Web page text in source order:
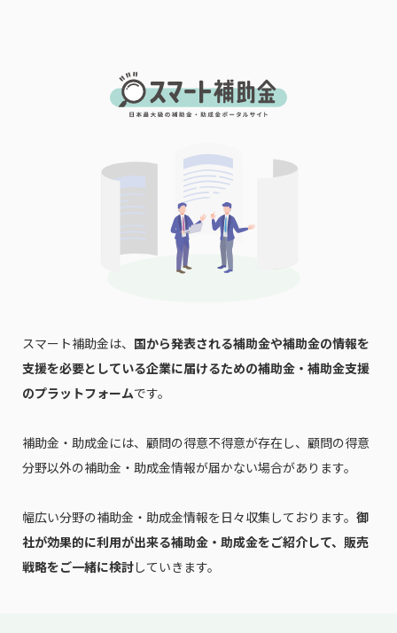
スマート補助金は、 国から発表される補助金や補助金の情報を
支援を必要としている企業に届けるための補助金・補助金支援
のプラットフォームです。
補助金・助成金には、顧問の得意不得意が存在し、顧問の得意
分野以外の補助金・助成金情報が届かない場合があります。
幅広い分野の補助金・助成金情報を日々収集しております。 御
社が効果的に利用が出来る補助金・助成金をご紹介して、販売
戦略をご一緒に検討していきます。